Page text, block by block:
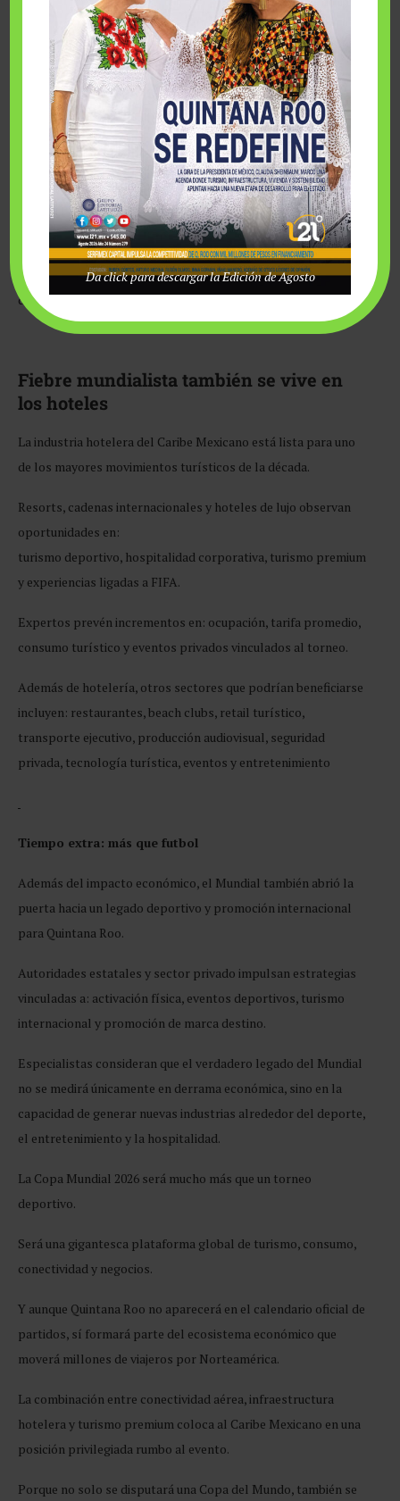
el Mundial ya mueve aerolíneas, hotelería, infraestructura,
tecnología y hospitalidad premium en toda Norteamérica. Y en
ese tablero, Quintana Roo quiere jugar un papel clave.
Aunque no albergará partidos oficiales, el Caribe Mexicano se
perfila como uno de los principales hubs turísticos del torneo
gracias a: su conectividad aérea, infraestructura hotelera,
experiencia internacional y capacidad para recibir aficionados,
marcas y delegaciones deportivas.
La elección de Playa del Carmen como sede de concentración
de la Selección de Uruguay terminó de colocar a Quintana Roo
dentro del mapa operativo del Mundial.
Fiebre mundialista también se vive en
los hoteles
La industria hotelera del Caribe Mexicano está lista para uno
de los mayores movimientos turísticos de la década.
Resorts, cadenas internacionales y hoteles de lujo observan
oportunidades en:
turismo deportivo, hospitalidad corporativa, turismo premium
y experiencias ligadas a FIFA.
Expertos prevén incrementos en: ocupación, tarifa promedio,
consumo turístico y eventos privados vinculados al torneo.
Además de hotelería, otros sectores que podrían beneficiarse
incluyen: restaurantes, beach clubs, retail turístico,
transporte ejecutivo, producción audiovisual, seguridad
privada, tecnología turística, eventos y entretenimiento
Tiempo extra: más que futbol
Además del impacto económico, el Mundial también abrió la
puerta hacia un legado deportivo y promoción internacional
para Quintana Roo.
Autoridades estatales y sector privado impulsan estrategias
vinculadas a: activación física, eventos deportivos, turismo
internacional y promoción de marca destino.
Especialistas consideran que el verdadero legado del Mundial
no se medirá únicamente en derrama económica, sino en la
capacidad de generar nuevas industrias alrededor del deporte,
el entretenimiento y la hospitalidad.
La Copa Mundial 2026 será mucho más que un torneo
deportivo.
Será una gigantesca plataforma global de turismo, consumo,
conectividad y negocios.
Y aunque Quintana Roo no aparecerá en el calendario oficial de
partidos, sí formará parte del ecosistema económico que
moverá millones de viajeros por Norteamérica.
La combinación entre conectividad aérea, infraestructura
hotelera y turismo premium coloca al Caribe Mexicano en una
posición privilegiada rumbo al evento.
Porque no solo se disputará una Copa del Mundo, también se
Da click para descargar la Edición de Agosto